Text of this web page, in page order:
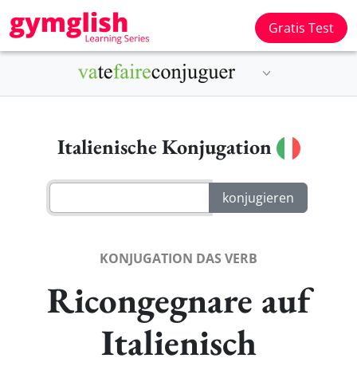
Gratis Test
Italienische Konjugation
KONJUGATION DAS VERB
Ricongegnare auf
Italienisch